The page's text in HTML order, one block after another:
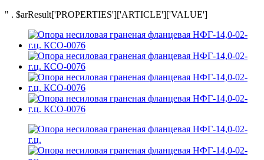
" . $arResult['PROPERTIES']['ARTICLE']['VALUE']